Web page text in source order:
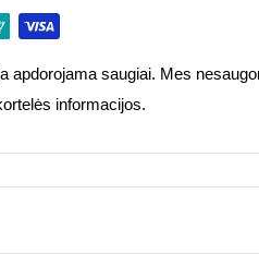
apdorojama saugiai. Mes
informacijos.